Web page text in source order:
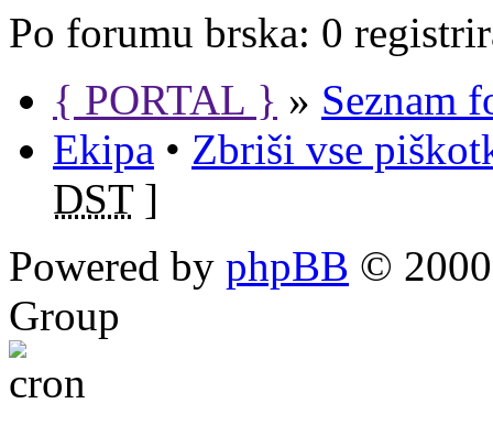
Po forumu brska: 0
{ PORTAL } » Seznam
Ekipa • Zbriši vse
DST]
Powered by phpBB ©
Group